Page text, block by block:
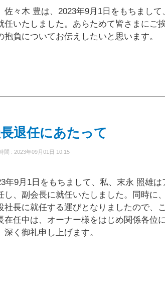
佐々木 豊は、2023年9月1日をもちまし
任いたしました。あらためて皆さまにご
抱負についてお伝えしたいと思います。
退任にあたって
間 : 2023年09月01日 10:15
年9月1日をもちまして、私、末永 照雄
し、副会長に就任いたしました。同時に
社長に就任する運びとなりましたので、
在任中は、オーナー様をはじめ関係各位
深く御礼申し上げます。